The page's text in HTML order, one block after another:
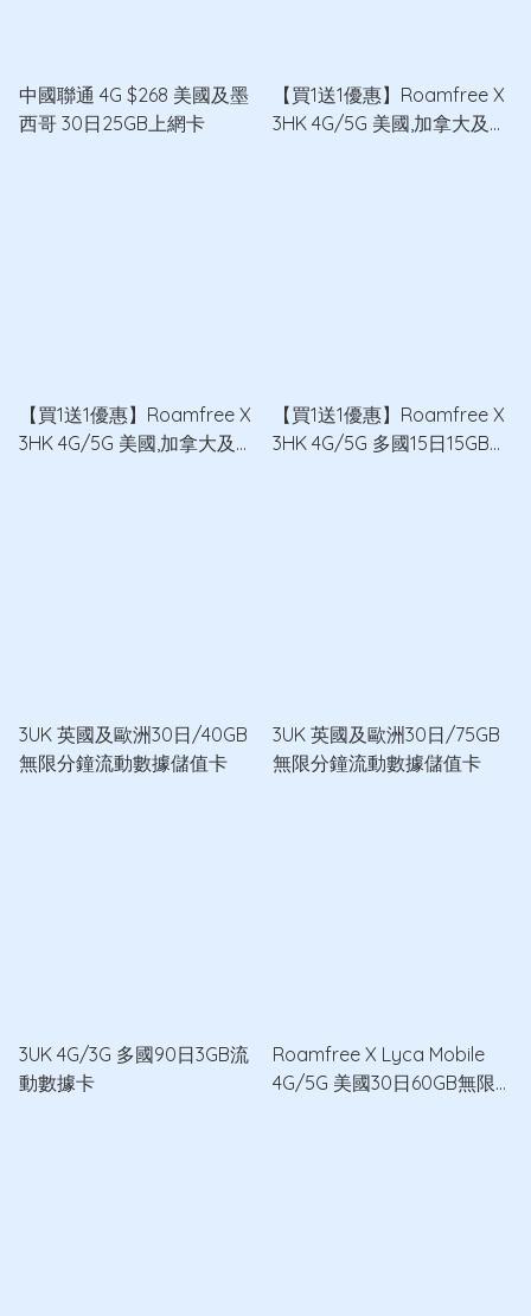
中國聯通 4G $268 美國及墨
西哥 30日25GB上網卡
【買1送1優惠】Roamfree X
3HK 4G/5G 美國,加拿大及墨
【買1送1優惠】Roamfree X
3HK 4G/5G 美國,加拿大及墨
【買1送1優惠】Roamfree X
3HK 4G/5G 多國15日15GB無
3UK 英國及歐洲30日/40GB
無限分鐘流動數據儲值卡
3UK 英國及歐洲30日/75GB
無限分鐘流動數據儲值卡
3UK 4G/3G 多國90日3GB流
動數據卡
Roamfree X Lyca Mobile
4G/5G 美國30日60GB無限